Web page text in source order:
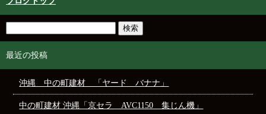
最近の投稿
沖縄 中の町建材 「ヤード バナナ」
中の町建材 沖縄「京セラ AVC1150 集じん機」